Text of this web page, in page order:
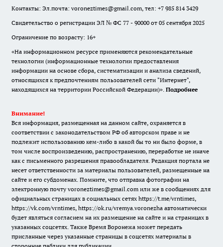
Контакты: Эл.почта: voroneztimes@gmail.com, тел: +7 985 814 3429
Свидетельство о регистрации ЭЛ № ФС 77 - 90000 от 05 сентября 2025
Ограничение по возрасту: 16+
«На информационном ресурсе применяются рекомендательные
технологии (информационные технологии предоставления
информации на основе сбора, систематизации и анализа сведений,
относящихся к предпочтениям пользователей сети "Интернет",
находящихся на территории Российской Федерации)». Подробнее
Внимание!
Вся информация, размещенная на данном сайте, охраняется в
соответствии с законодательством РФ об авторском праве и не
подлежит использованию кем-либо в какой бы то ни было форме, в
том числе воспроизведению, распространению, переработке не иначе
как с письменного разрешения правообладателя. Редакция портала не
несет ответственности за материалы пользователей, размещенные на
сайте и его субдоменах. Помните, что отправка фотографии на
электронную почту voroneztimes@gmail.com или же в сообщениях для
официальных страницах в социальных сетях https://t.me/vrntimes,
https://vk.com/vrntimes, https://ok.ru/vremya.voronezha автоматически
будет являться согласием на их размещение на сайте и на страницах в
указанных соцсетях. Также Время Воронежа может передать
присланные через указанные страницы в соцсетях материалы в